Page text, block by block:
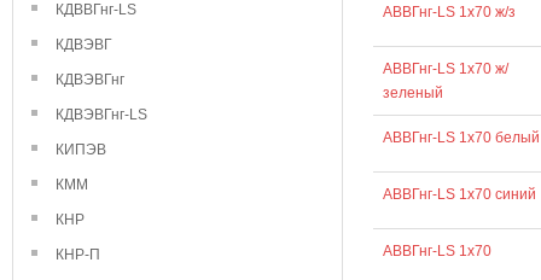
КДВВГнг-LS
КДВЭВГ
КДВЭВГнг
КДВЭВГнг-LS
КИПЭВ
КММ
КНР
КНР-П
АВВГнг-LS 1х70 ж/з
АВВГнг-LS 1х70 ж/
зеленый
АВВГнг-LS 1х70 белый
АВВГнг-LS 1х70 синий
АВВГнг-LS 1х70